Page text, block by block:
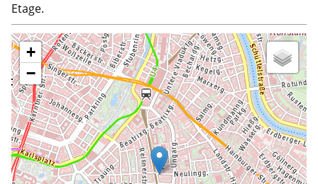
Etage.
+
−